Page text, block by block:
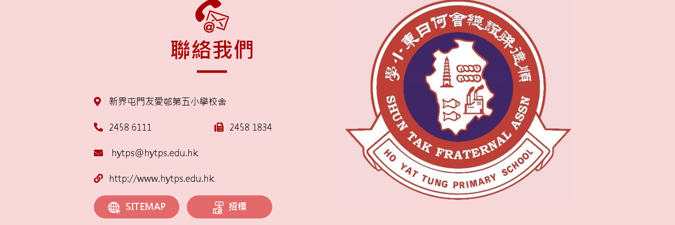
聯絡我們
新界屯門友愛邨第五小學校舍
2458 6111 2458 1834
hytps@hytps.edu.hk
http://www.hytps.edu.hk
SITEMAP 招標